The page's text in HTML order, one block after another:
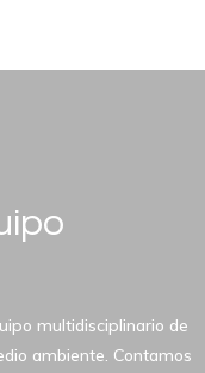
multidisciplinario de
ambiente. Contamos